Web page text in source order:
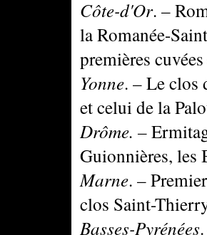
Côte-d'Or. –
la Romanée-
premières
Yonne. – Le clos
et celui de la
Drôme. –
Guionnières, les
Marne. –
clos Saint-
Basses-Pyrénées